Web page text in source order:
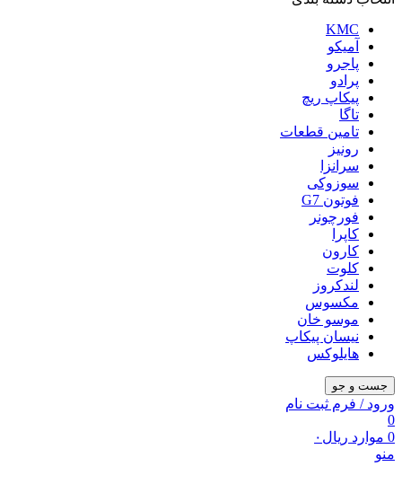
KMC
آمیکو
پاجرو
پرادو
پیکاپ ریچ
تاگا
تامین قطعات
رونیز
سرانزا
سوزوکی
فوتون G7
فورچونر
کاپرا
کارون
کلوت
لندکروز
مکسوس
موسو خان
نیسان پیکاپ
هایلوکس
جست و جو
ورود / فرم ثبت نام
0
0 موارد ریال ۰
منو